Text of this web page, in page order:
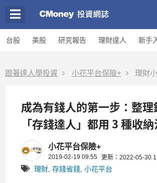
台股 美股 研究報告 理財達人 新手
跟著達人學投資 小花平台保險+ 理財
成為有錢人的第一步：整理
「存錢達人」都用 3 種收
到幾個？小花平台保險+
2019-02-19 09:55 更新：2022-05-30
理財 存錢省錢 小花平台